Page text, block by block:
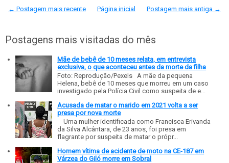
← Postagem mais recente Postagem mais antiga →
Página inicial
Postagens mais visitadas do mês
Mãe de bebê de 10 meses relata, em entrevista
exclusiva, o que aconteceu antes da morte da filha
Foto: Reprodução/Pexels A mãe da pequena
Helena, bebê de 10 meses que morreu em um caso
investigado pela Polícia Civil como suspeita de e...
Acusada de matar o marido em 2021 volta a ser
presa por nova morte
Uma mulher identificada como Francisca Erivanda
da Silva Alcântara, de 23 anos, foi presa em
flagrante por suspeita de matar o própr...
Homem vítima de acidente de moto na CE-187 em
Várzea do Giló morre em Sobral